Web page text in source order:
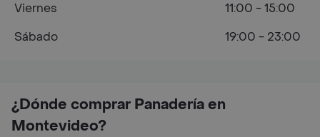
¿Dónde comprar Panadería en
Montevideo?
Viernes
11:00 - 15:00
Sábado
19:00 - 23:00